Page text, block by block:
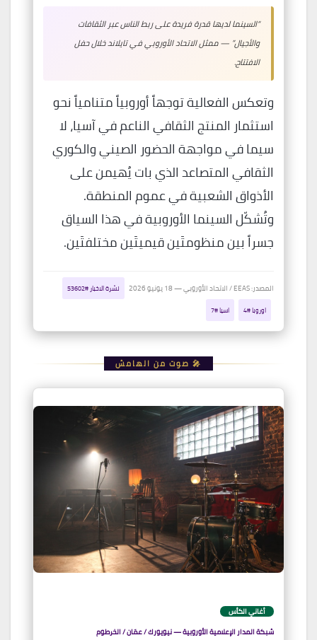
“السينما لديها قدرة فريدة على ربط الناس عبر الثقافات
والأجيال” — ممثل الاتحاد الأوروبي في تايلاند خلال حفل
الافتتاح.
وتعكس الفعالية توجهاً أوروبياً متنامياً نحو
استثمار المنتج الثقافي الناعم في آسيا، لا
سيما في مواجهة الحضور الصيني والكوري
الثقافي المتصاعد الذي بات يُهيمن على
الأذواق الشعبية في عموم المنطقة.
وتُشكّل السينما الأوروبية في هذا السياق
جسراً بين منظومتَين قيميتَين مختلفتَين.
المصدر: EEAS / الاتحاد الأوروبي — 18 يونيو 2026
نشرة الاخبار #53602
اوروبا #4
اسيا #7
🎤 صوت من الهامش
أغاني الكأس
شبكة المدار الإعلامية الأوروبية — نيويورك / عمّان / الخرطوم